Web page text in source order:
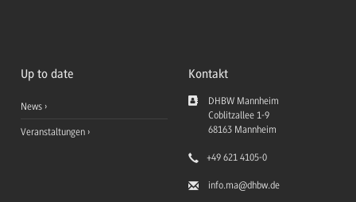
Up to date
News
Veranstaltungen
Kontakt
DHBW Mannheim
Coblitzallee 1-9
68163 Mannheim
+49 621 4105-0
info.ma@dhbw.de